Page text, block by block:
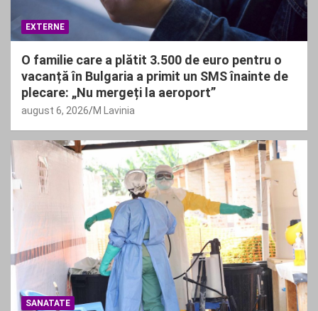
EXTERNE
O familie care a plătit 3.500 de euro pentru o
vacanță în Bulgaria a primit un SMS înainte de
plecare: „Nu mergeți la aeroport”
august 6, 2026 M Lavinia
SANATATE